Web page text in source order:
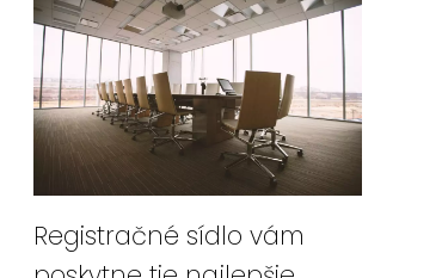
Registračné sídlo vám